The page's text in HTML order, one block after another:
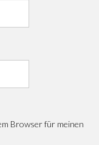
Browser für meinen